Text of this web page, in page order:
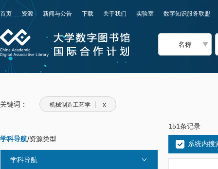
首页 资源 新闻与公告 下载 关于我们 实验室 数字知识服务联盟
名称
关键词： 机械制造工艺学 x
学科导航/资源类型
学科导航
151条记录
系统内搜